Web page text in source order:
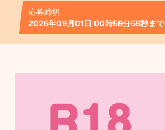
応募締切
2026年09月01日 00時59分59秒まで